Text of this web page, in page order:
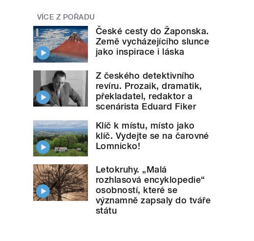
VÍCE Z POŘADU
České cesty do Žaponska.
Země vycházejícího slunce
jako inspirace i láska
Z českého detektivního
revíru. Prozaik, dramatik,
překladatel, redaktor a
scenárista Eduard Fiker
Klíč k místu, místo jako
klíč. Vydejte se na čarovné
Lomnicko!
Letokruhy. „Malá
rozhlasová encyklopedie“
osobností, které se
významně zapsaly do tváře
státu